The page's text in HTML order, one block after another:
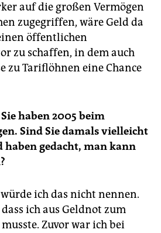
auf die großen Vermögen
zugegriffen, wäre Geld da
öffentlichen
zu schaffen, in dem auch
zu Tariflöhnen eine Chance
haben 2005 beim
Sind Sie damals vielleicht
haben gedacht, man kann
ich das nicht nennen.
ich aus Geldnot zum
Zuvor war ich bei